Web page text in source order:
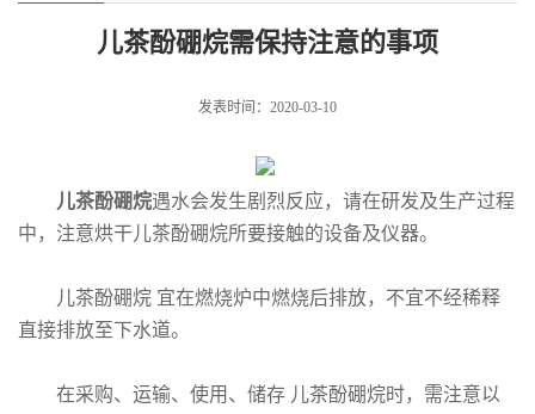
儿茶酚硼烷需保持注意的事项
发表时间：2020-03-10
儿茶酚硼烷遇水会发生剧烈反应，请在研发及生产过程
中，注意烘干儿茶酚硼烷所要接触的设备及仪器。
儿茶酚硼烷 宜在燃烧炉中燃烧后排放，不宜不经稀释
直接排放至下水道。
在采购、运输、使用、储存 儿茶酚硼烷时，需注意以